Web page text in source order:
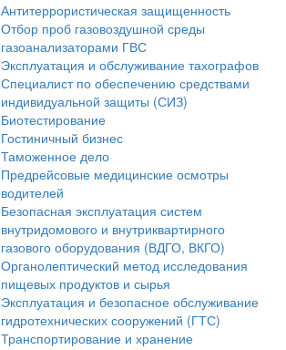
Антитеррористическая защищенность
Отбор проб газовоздушной среды
газоанализаторами ГВС
Эксплуатация и обслуживание тахографов
Специалист по обеспечению средствами
индивидуальной защиты (СИЗ)
Биотестирование
Гостиничный бизнес
Таможенное дело
Предрейсовые медицинские осмотры
водителей
Безопасная эксплуатация систем
внутридомового и внутриквартирного
газового оборудования (ВДГО, ВКГО)
Органолептический метод исследования
пищевых продуктов и сырья
Эксплуатация и безопасное обслуживание
гидротехнических сооружений (ГТС)
Транспортирование и хранение